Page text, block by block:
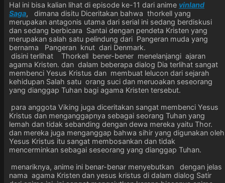
Hal ini bisa kalian lihat di episode ke-11 dari anime vinland
Saga, dimana disitu Diceritakan bahwa thorkell yang
merupakan antagonis utama dari serial ini sedang berdiskusi
dan sedang berbicara Santai dengan pendeta Kristen yang
merupakan salah satu pelindung dari Pangeran muda yang
bernama Pangeran knut dari Denmark.
disini terlihat Thorkell bener-bener menelanjangi ajaran
agama Kristen. dan dalam beberapa dialog Dia terlihat sangat
membenci Yesus Kristus dan membuat lelucon dari sejarah
kehidupan Salah satu orang suci dan meruoakan seseorang
yang dianggap Tuhan bagi agama Kristen tersebut.
para anggota Viking juga diceritakan sangat membenci Yesus
Kristus dan menganggapnya sebagai seorang Tuhan yang
lemah dan tidak sebanding dengan dewa mereka yaitu Thor.
dan mereka juga menganggap bahwa sihir yang digunakan oleh
Yesus Kristus itu sangat membosankan dan tidak
mencerminkan sebagai seseorang yang dianggap Tuhan.
menariknya, anime ini benar-benar menyebutkan dengan jelas
nama agama Kristen dan yesus kristus di dalam dialog Satir